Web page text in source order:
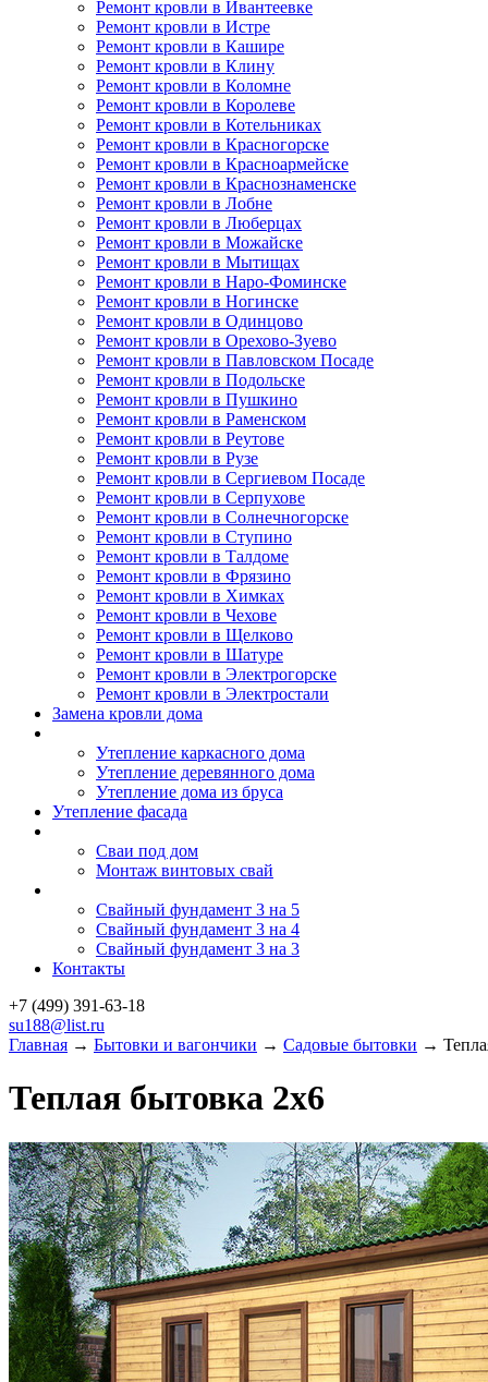
Ремонт кровли в Ивантеевке
Ремонт кровли в Истре
Ремонт кровли в Кашире
Ремонт кровли в Клину
Ремонт кровли в Коломне
Ремонт кровли в Королеве
Ремонт кровли в Котельниках
Ремонт кровли в Красногорске
Ремонт кровли в Красноармейске
Ремонт кровли в Краснознаменске
Ремонт кровли в Лобне
Ремонт кровли в Люберцах
Ремонт кровли в Можайске
Ремонт кровли в Мытищах
Ремонт кровли в Наро-Фоминске
Ремонт кровли в Ногинске
Ремонт кровли в Одинцово
Ремонт кровли в Орехово-Зуево
Ремонт кровли в Павловском Посаде
Ремонт кровли в Подольске
Ремонт кровли в Пушкино
Ремонт кровли в Раменском
Ремонт кровли в Реутове
Ремонт кровли в Рузе
Ремонт кровли в Сергиевом Посаде
Ремонт кровли в Серпухове
Ремонт кровли в Солнечногорске
Ремонт кровли в Ступино
Ремонт кровли в Талдоме
Ремонт кровли в Фрязино
Ремонт кровли в Химках
Ремонт кровли в Чехове
Ремонт кровли в Щелково
Ремонт кровли в Шатуре
Ремонт кровли в Электрогорске
Ремонт кровли в Электростали
Замена кровли дома
Утепление каркасного дома
Утепление деревянного дома
Утепление дома из бруса
Утепление фасада
Сваи под дом
Монтаж винтовых свай
Свайный фундамент 3 на 5
Свайный фундамент 3 на 4
Свайный фундамент 3 на 3
Контакты
+7 (499) 391-63-18
su188@list.ru
Главная → Бытовки и вагончики → Садовые бытовки →
Теплая бытовка 2х6